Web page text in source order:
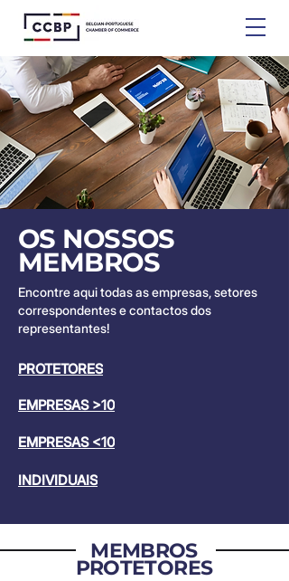
OS NOSSOS
MEMBROS
Encontre aqui todas as empresas, setores
correspondentes e contactos dos
representantes!
PROTETORES
EMPRESAS >10
EMPRESAS <10
INDIVIDUAIS
MEMBROS
PROTETORES